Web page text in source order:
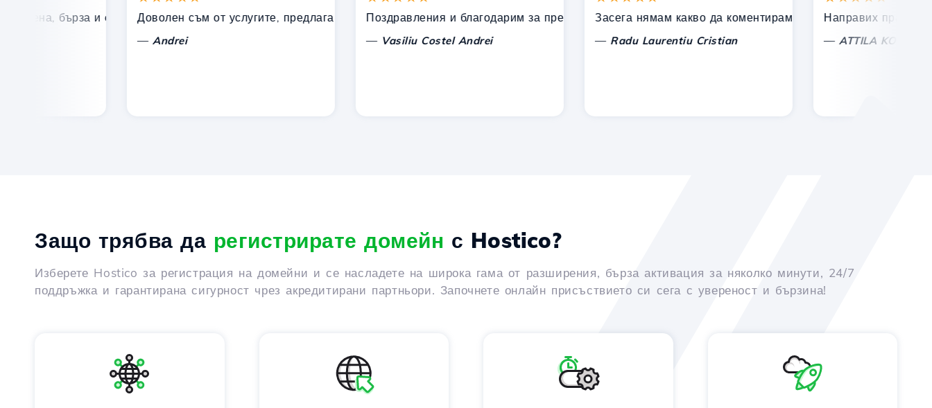
бърза и ефективна техническа поддръжка.
Доволен съм от услугите, предлагани от Hostico. Препоръчах ви на други познати.
Andrei
Поздравления и благодарим за предоставената подкрепа!
Vasiliu Costel Andrei
Засега нямам какво да коментирам, само да изразя
Radu Laurentiu Cristian
Направих правилния
ATTILA KOLES
Защо трябва да регистрирате домейн с Hostico?
Изберете Hostico за регистрация на домейни и се насладете на широка гама от разширения, бърза активация за няколко минути, 24/7
поддръжка и гарантирана сигурност чрез акредитирани партньори. Започнете онлайн присъствието си сега с увереност и бързина!